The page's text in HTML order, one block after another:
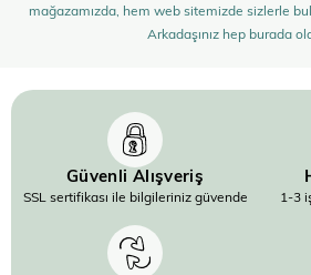
mağazamızda, hem web sitemizde sizlerle
Arkadaşınız hep burada
Güvenli Alışveriş
SSL sertifikası ile bilgileriniz güvende 1-3